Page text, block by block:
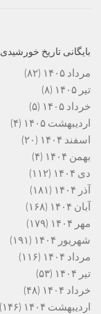
بایگانی تاریخ خورشیدی
مرداد ۱۴۰۵
(۸۲)
تیر ۱۴۰۵
(۸)
خرداد ۱۴۰۵
(۵)
اردیبهشت ۱۴۰۵
(۴)
اسفند ۱۴۰۴
(۲۰)
بهمن ۱۴۰۴
(۴)
دی ۱۴۰۴
(۱۱۲)
آذر ۱۴۰۴
(۱۸۱)
آبان ۱۴۰۴
(۱۶۸)
مهر ۱۴۰۴
(۱۷۹)
شهریور ۱۴۰۴
(۱۹۱)
مرداد ۱۴۰۴
(۱۱۶)
تیر ۱۴۰۴
(۵۳)
خرداد ۱۴۰۴
(۴۸)
اردیبهشت ۱۴۰۴
(۱۴۶)